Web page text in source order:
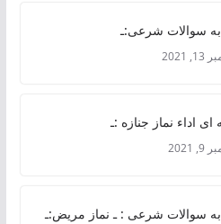
سوالات شرعی:ـ
اداء نماز جنازه :ـ
سوالات شرعی : ـ نماز مریض:ـ